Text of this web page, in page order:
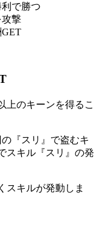
で勝つ
攻撃
GET
上のキーンを得るこ
『スリ』で盗むキ
スキル『スリ』の発
スキルが発動しま